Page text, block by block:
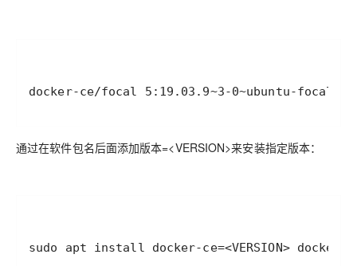
docker-ce/focal 5:19.03.9~3-0~ubuntu-focal
通过在软件包名后面添加版本=<VERSION>来安装指定版本：
sudo apt install docker-ce=<VERSION> docker-